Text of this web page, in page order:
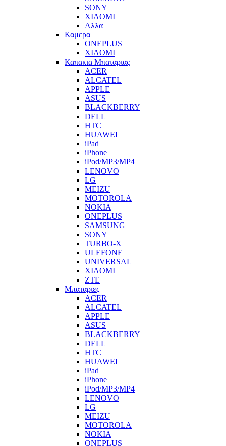
SONY
XIAOMI
Αλλα
Καμερα
ONEPLUS
XIAOMI
Καπακια Μπαταριας
ACER
ALCATEL
APPLE
ASUS
BLACKBERRY
DELL
HTC
HUAWEI
iPad
iPhone
iPod/MP3/MP4
LENOVO
LG
MEIZU
MOTOROLA
NOKIA
ONEPLUS
SAMSUNG
SONY
TURBO-X
ULEFONE
UNIVERSAL
XIAOMI
ZTE
Μπαταριες
ACER
ALCATEL
APPLE
ASUS
BLACKBERRY
DELL
HTC
HUAWEI
iPad
iPhone
iPod/MP3/MP4
LENOVO
LG
MEIZU
MOTOROLA
NOKIA
ONEPLUS